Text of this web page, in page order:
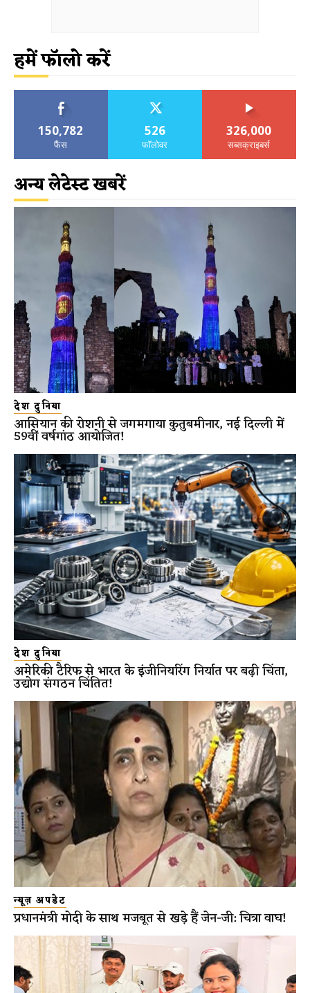
हमें फॉलो करें
150,782
फैंस
526
फॉलोवर
326,000
सब्सक्राइबर्स
अन्य लेटेस्ट खबरें
देश दुनिया
आसियान की रोशनी से जगमगाया कुतुबमीनार, नई दिल्ली में
59वीं वर्षगांठ आयोजित!
देश दुनिया
अमेरिकी टैरिफ से भारत के इंजीनियरिंग निर्यात पर बढ़ी चिंता,
उद्योग संगठन चिंतित!
न्यूज़ अपडेट
प्रधानमंत्री मोदी के साथ मजबूत से खड़े हैं जेन-जी: चित्रा वाघ!